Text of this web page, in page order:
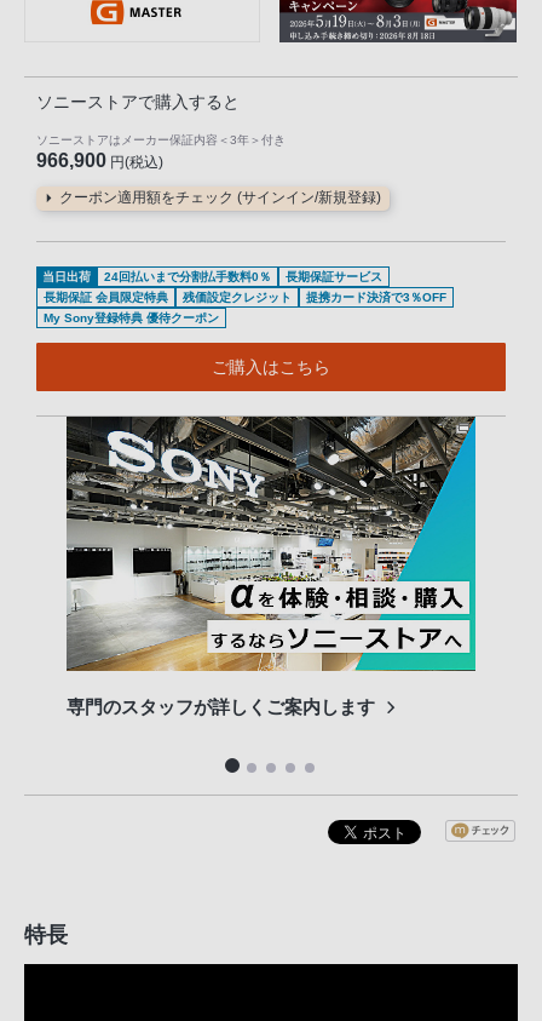
ソニーストアで購入すると
ソニーストアはメーカー保証内容 ＜3年＞ 付き
966,900 円(税込)
クーポン適用額をチェック (サインイン/新規登録)
当日出荷 24回払いまで分割払手数料0％
長期保証サービス
長期保証 会員限定特典
残価設定クレジット
提携カード決済で3％OFF
My Sony登録特典 優待クーポン
ご購入はこちら
専門のスタッフが詳しくご案内します
特長